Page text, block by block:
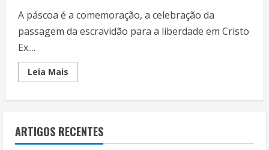
A páscoa é a comemoração, a celebração da
passagem da escravidão para a liberdade em Cristo
Ex....
Leia Mais
more
(um
paralelo)
ARTIGOS RECENTES